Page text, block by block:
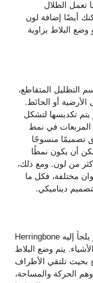
تعمل الظلال
أيضًا إضافة لون
وضع البلاط بزاوية
التظليل المتقاطع،
أو الحائط.
يتم تكديسها لتشكل
المربعات في نمط
تصميمًا منسوجًا
أن يكون نمطًا
من لون. ومع ذلك،
مختلفة، فكل ما
ديناميكي.
Herringbone هو تخطيط بلاط فريد آخر يلجأ إليه
يتم وضع البلاط
بحيث تلتقي الأطراف
وهم الحركة والمساحة،